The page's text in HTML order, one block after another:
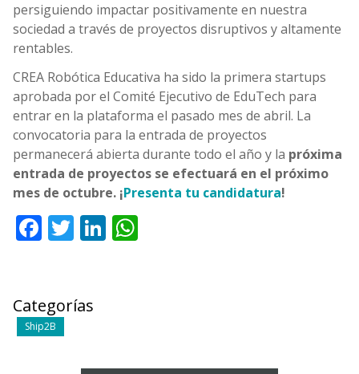
persiguiendo impactar positivamente en nuestra
sociedad a través de proyectos disruptivos y altamente
rentables.
CREA Robótica Educativa ha sido la primera startups
aprobada por el Comité Ejecutivo de EduTech para
entrar en la plataforma el pasado mes de abril. La
convocatoria para la entrada de proyectos
permanecerá abierta durante todo el año y la próxima
entrada de proyectos se efectuará en el próximo
mes de octubre. ¡Presenta tu candidatura!
Facebook
TwitterLinkedIn
Categorías
Ship2B